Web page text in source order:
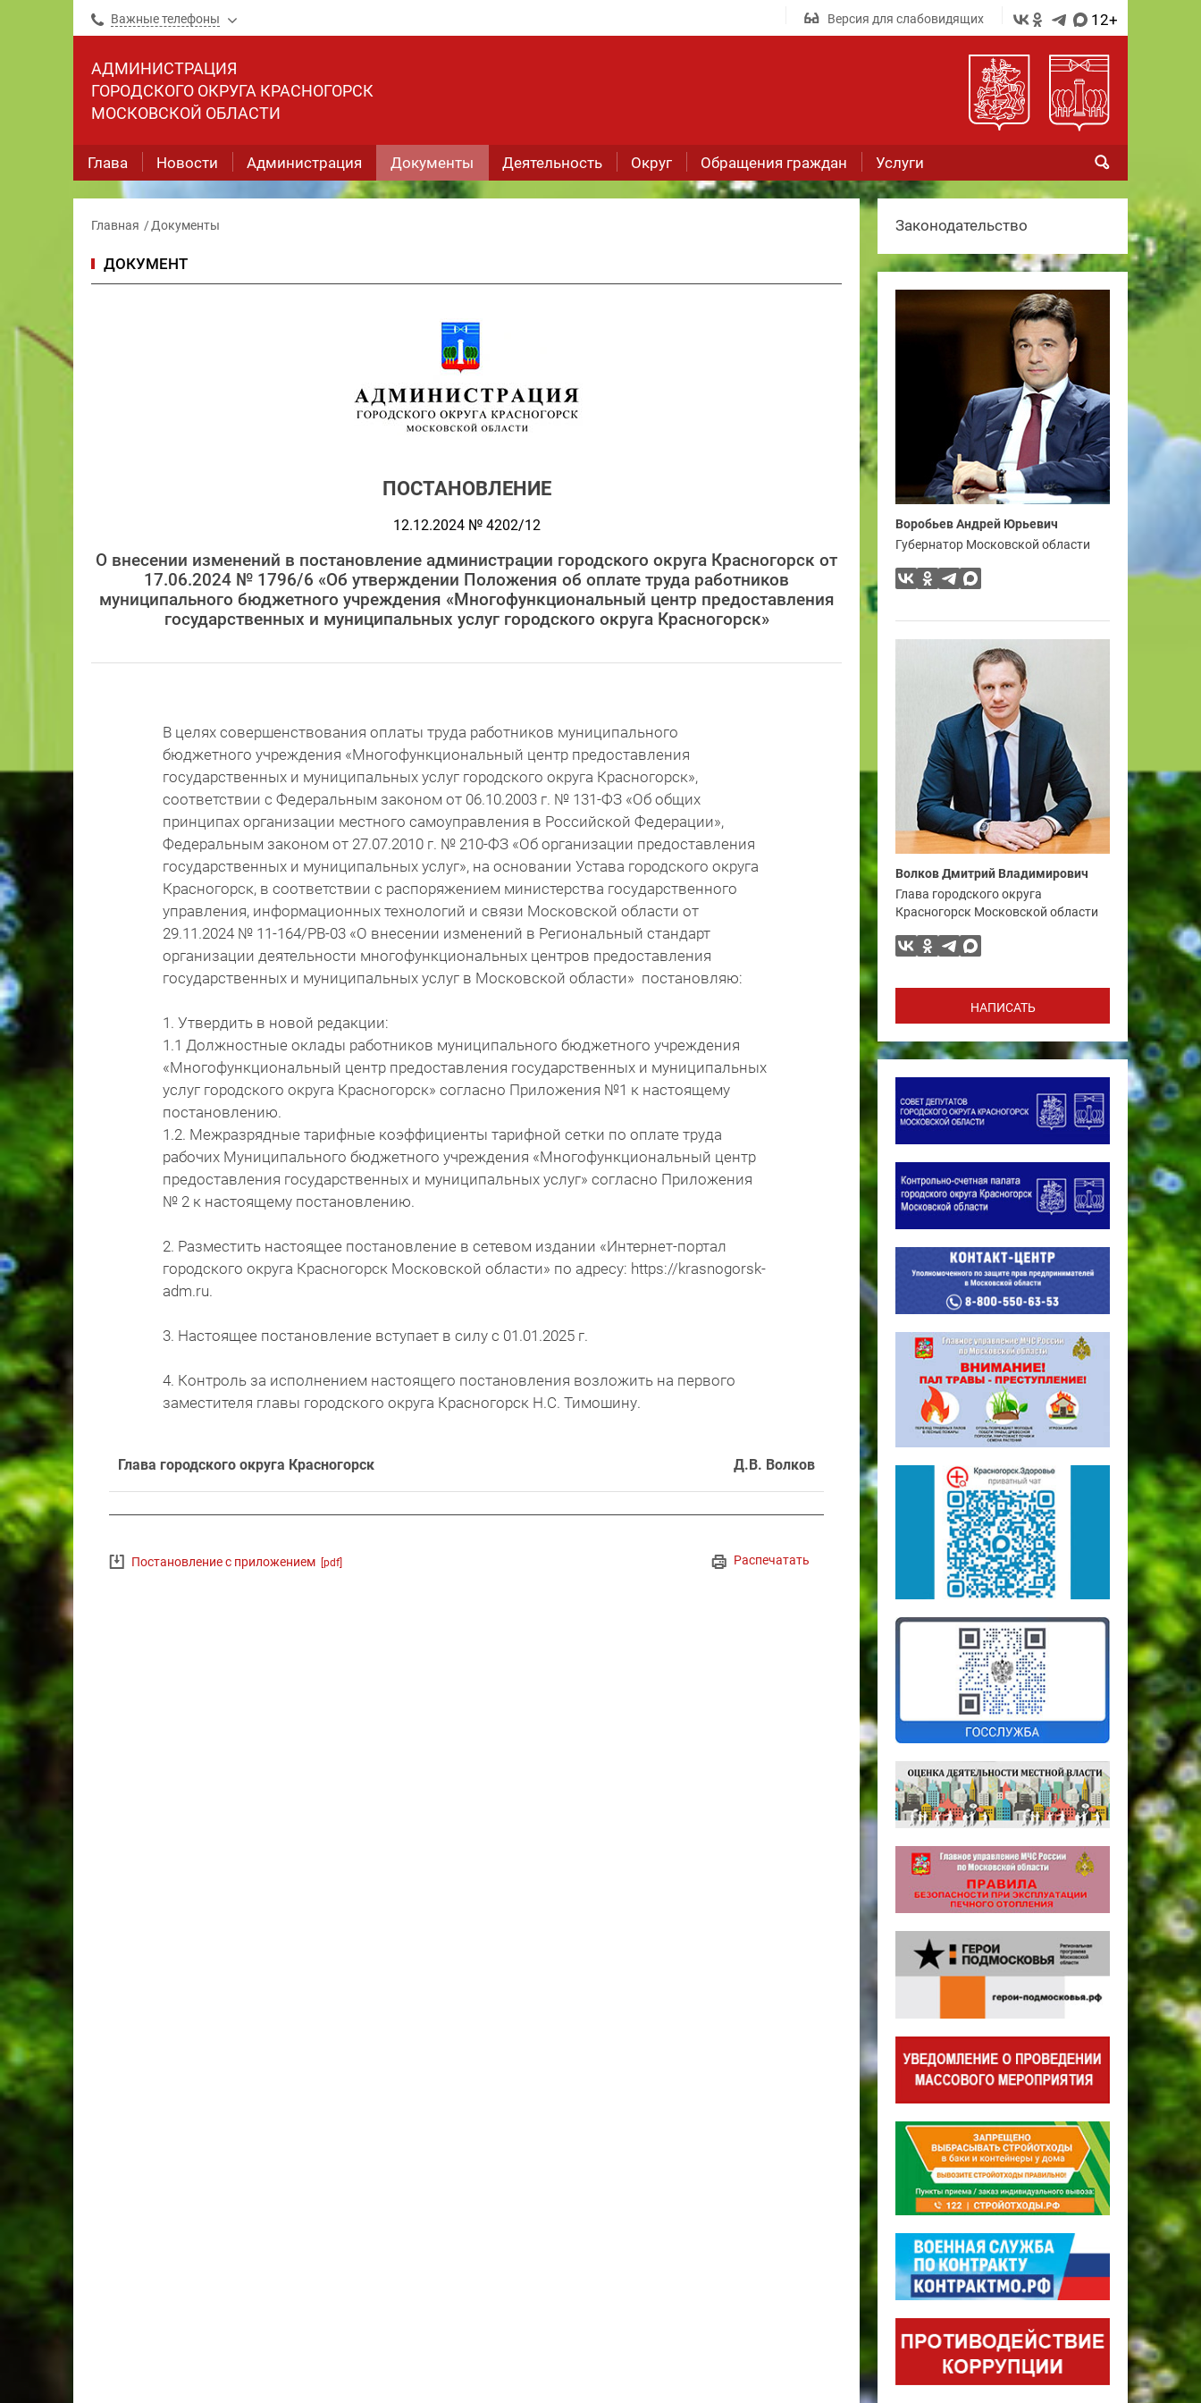
Важные телефоны Версия для слабовидящих 12+
АДМИНИСТРАЦИЯ
ГОРОДСКОГО ОКРУГА КРАСНОГОРСК
МОСКОВСКОЙ ОБЛАСТИ
Глава Новости Администрация Документы Деятельность Округ Обращения граждан Услуги
Главная Документы
ДОКУМЕНТ
ПОСТАНОВЛЕНИЕ
12.12.2024 № 4202/12
О внесении изменений в постановление администрации городского округа Красногорск от
17.06.2024 № 1796/6 «Об утверждении Положения об оплате труда работников
муниципального бюджетного учреждения «Многофункциональный центр предоставления
государственных и муниципальных услуг городского округа Красногорск»
В целях совершенствования оплаты труда работников муниципального
бюджетного учреждения «Многофункциональный центр предоставления
государственных и муниципальных услуг городского округа Красногорск»,
соответствии с Федеральным законом от 06.10.2003 г. № 131-ФЗ «Об общих
принципах организации местного самоуправления в Российской Федерации»,
Федеральным законом от 27.07.2010 г. № 210-ФЗ «Об организации предоставления
государственных и муниципальных услуг», на основании Устава городского округа
Красногорск, в соответствии с распоряжением министерства государственного
управления, информационных технологий и связи Московской области от
29.11.2024 № 11-164/РВ-03 «О внесении изменений в Региональный стандарт
организации деятельности многофункциональных центров предоставления
государственных и муниципальных услуг в Московской области» постановляю:
1. Утвердить в новой редакции:
1.1 Должностные оклады работников муниципального бюджетного учреждения
«Многофункциональный центр предоставления государственных и муниципальных
услуг городского округа Красногорск» согласно Приложения №1 к настоящему
постановлению.
1.2. Межразрядные тарифные коэффициенты тарифной сетки по оплате труда
рабочих Муниципального бюджетного учреждения «Многофункциональный центр
предоставления государственных и муниципальных услуг» согласно Приложения
№ 2 к настоящему постановлению.
2. Разместить настоящее постановление в сетевом издании «Интернет-портал
городского округа Красногорск Московской области» по адресу: https://krasnogorsk-
adm.ru.
3. Настоящее постановление вступает в силу с 01.01.2025 г.
4. Контроль за исполнением настоящего постановления возложить на первого
заместителя главы городского округа Красногорск Н.С. Тимошину.
Глава городского округа Красногорск Д.В. Волков
Распечатать
Постановление с приложением [pdf]
Законодательство
Воробьев Андрей Юрьевич
Губернатор Московской области
Волков Дмитрий Владимирович
Глава городского округа
Красногорск Московской области
НАПИСАТЬ